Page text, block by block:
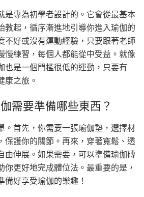
是專為初學者設計的。它會從最基本
教起，循序漸進地引導你進入瑜伽的
不好或沒有運動經驗，只要跟著老師
慢練習，每個人都能從中受益。就像
也是一個門檻很低的運動，只要有
康之旅。
需要準備哪些東西？
。首先，你需要一張瑜伽墊，選擇材
保護你的關節。再來，穿著寬鬆、透
由伸展。如果需要，可以準備瑜伽磚
你更好地完成體位法。最重要的是，
好享受瑜伽的樂趣！